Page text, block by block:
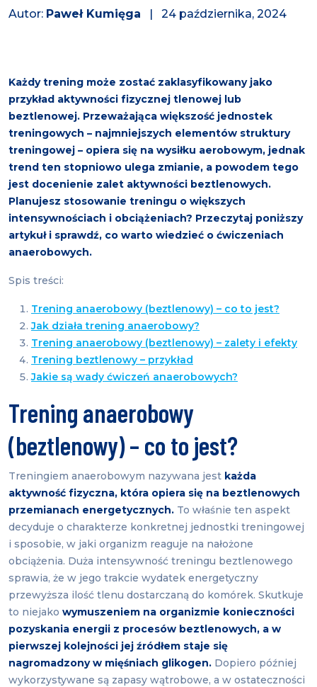
Autor: Paweł Kumięga | 24 października, 2024
Każdy trening może zostać zaklasyfikowany jako
przykład aktywności fizycznej tlenowej lub
beztlenowej. Przeważająca większość jednostek
treningowych – najmniejszych elementów struktury
treningowej – opiera się na wysiłku aerobowym, jednak
trend ten stopniowo ulega zmianie, a powodem tego
jest docenienie zalet aktywności beztlenowych.
Planujesz stosowanie treningu o większych
intensywnościach i obciążeniach? Przeczytaj poniższy
artykuł i sprawdź, co warto wiedzieć o ćwiczeniach
anaerobowych.
Spis treści:
Trening anaerobowy (beztlenowy) – co to jest?
Jak działa trening anaerobowy?
Trening anaerobowy (beztlenowy) – zalety i efekty
Trening beztlenowy – przykład
Jakie są wady ćwiczeń anaerobowych?
Trening anaerobowy
(beztlenowy) – co to jest?
Treningiem anaerobowym nazywana jest każda
aktywność fizyczna, która opiera się na beztlenowych
przemianach energetycznych. To właśnie ten aspekt
decyduje o charakterze konkretnej jednostki treningowej
i sposobie, w jaki organizm reaguje na nałożone
obciążenia. Duża intensywność treningu beztlenowego
sprawia, że w jego trakcie wydatek energetyczny
przewyższa ilość tlenu dostarczaną do komórek. Skutkuje
to niejako wymuszeniem na organizmie konieczności
pozyskania energii z procesów beztlenowych, a w
pierwszej kolejności jej źródłem staje się
nagromadzony w mięśniach glikogen. Dopiero później
wykorzystywane są zapasy wątrobowe, a w ostateczności